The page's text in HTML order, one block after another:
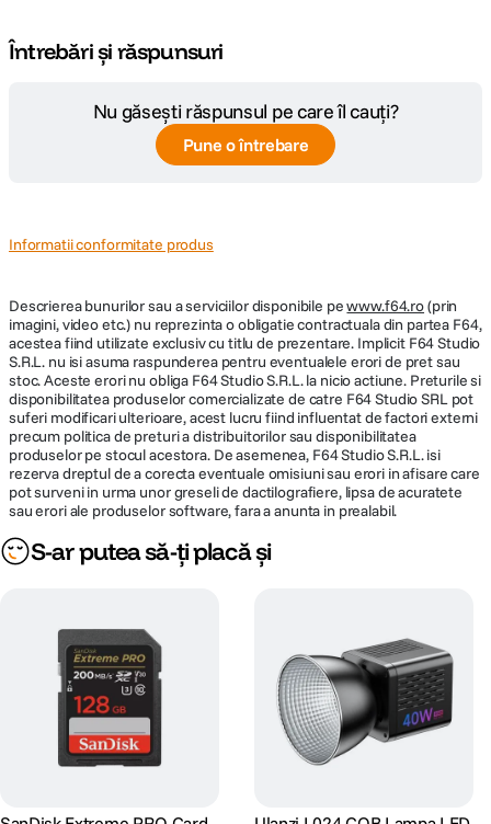
Întrebări și răspunsuri
Nu găsești răspunsul pe care îl cauți?
Pune o întrebare
Informatii conformitate produs
Descrierea bunurilor sau a serviciilor disponibile pewww.f64.ro(prin
imagini, video etc.) nu reprezinta o obligatie contractuala din partea F64,
acestea fiind utilizate exclusiv cu titlu de prezentare. Implicit F64 Studio
S.R.L. nu isi asuma raspunderea pentru eventualele erori de pret sau
stoc. Aceste erori nu obliga F64 Studio S.R.L. la nicio actiune. Preturile si
disponibilitatea produselor comercializate de catre F64 Studio SRL pot
suferi modificari ulterioare, acest lucru fiind influentat de factori externi
precum politica de preturi a distribuitorilor sau disponibilitatea
produselor pe stocul acestora. De asemenea, F64 Studio S.R.L. isi
rezerva dreptul de a corecta eventuale omisiuni sau erori in afisare care
pot surveni in urma unor greseli de dactilografiere, lipsa de acuratete
sau erori ale produselor software, fara a anunta in prealabil.
S-ar putea să-ți placă și